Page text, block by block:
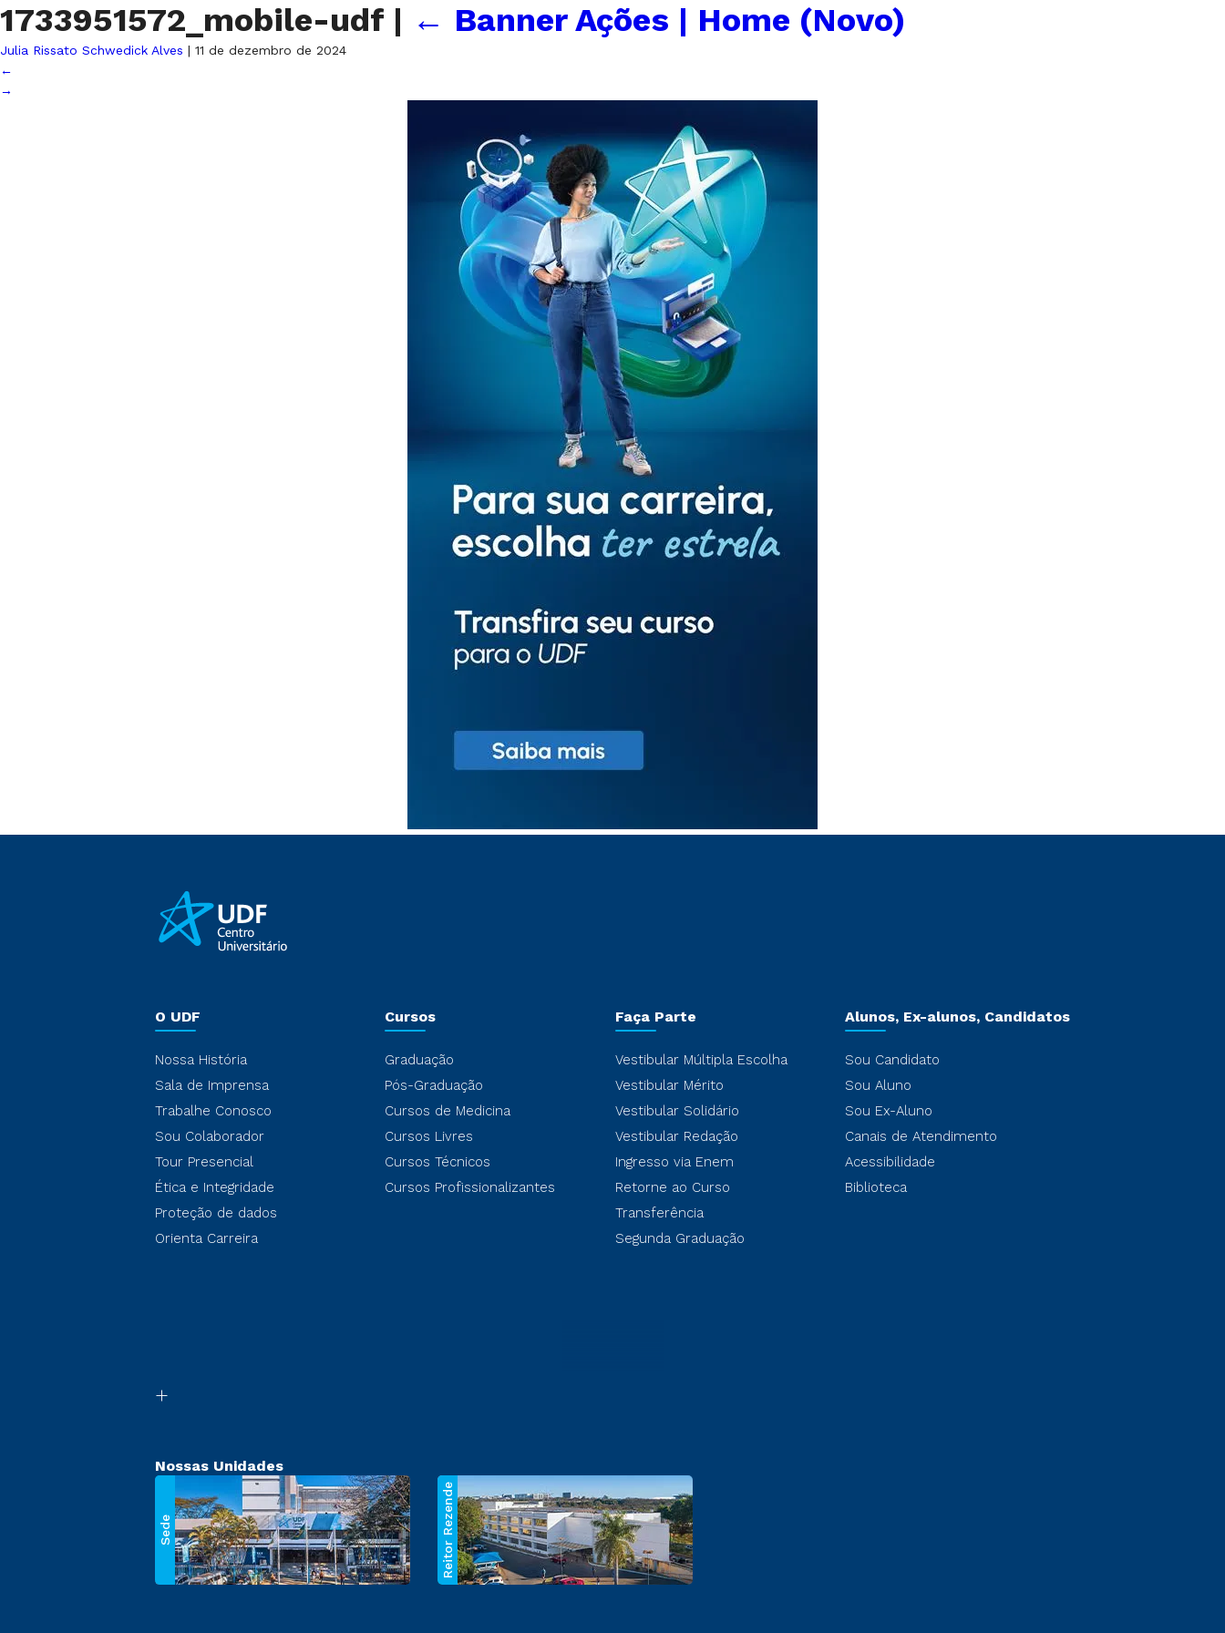
1733951572_mobile-udf | ← Banner Ações | Home (Novo)
Julia Rissato Schwedick Alves | 11 de dezembro de 2024
←
→
O UDF
Nossa História
Sala de Imprensa
Trabalhe Conosco
Sou Colaborador
Tour Presencial
Ética e Integridade
Proteção de dados
Orienta Carreira
Cursos
Graduação
Pós-Graduação
Cursos de Medicina
Cursos Livres
Cursos Técnicos
Cursos Profissionalizantes
Faça Parte
Vestibular Múltipla Escolha
Vestibular Mérito
Vestibular Solidário
Vestibular Redação
Ingresso via Enem
Retorne ao Curso
Transferência
Segunda Graduação
Alunos, Ex-alunos, Candidatos
Sou Candidato
Sou Aluno
Sou Ex-Aluno
Canais de Atendimento
Acessibilidade
Biblioteca
Nossas Unidades
Sede Reitor Rezende